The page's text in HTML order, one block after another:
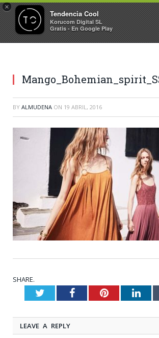
×
Tendencia Cool
Korucom Digital SL
Gratis - En Google Play
BY ALMUDENA ON 19 ABRIL, 2016
SHARE.
TwitterFacebookPinterest
LEAVE A REPLY